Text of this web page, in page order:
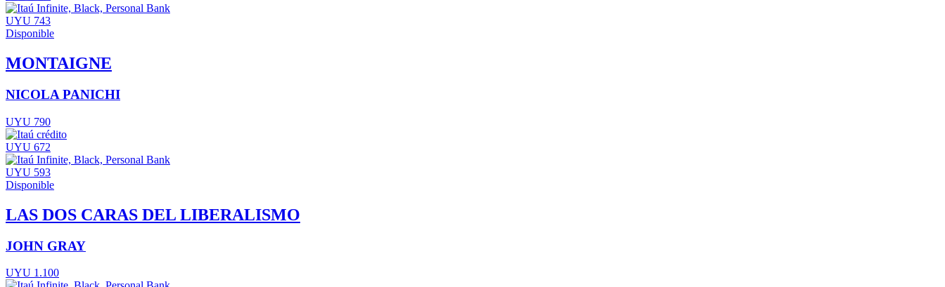
UYU 743
Disponible
MONTAIGNE
NICOLA PANICHI
UYU 790
UYU 672
UYU 593
Disponible
LAS DOS CARAS DEL LIBERALISMO
JOHN GRAY
UYU 1.100